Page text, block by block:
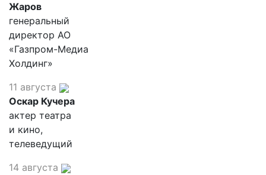
Жаров
генеральный
директор АО
«Газпром-Медиа
Холдинг»
11 августа
Оскар Кучера
актер театра
и кино,
телеведущий
14 августа